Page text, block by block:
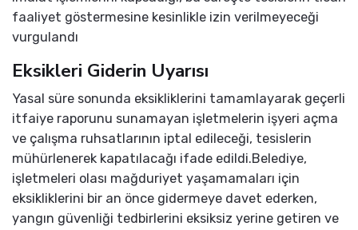
faaliyet göstermesine kesinlikle izin verilmeyeceği
vurgulandı
Eksikleri Giderin Uyarısı
Yasal süre sonunda eksikliklerini tamamlayarak geçerli
itfaiye raporunu sunamayan işletmelerin işyeri açma
ve çalışma ruhsatlarının iptal edileceği, tesislerin
mühürlenerek kapatılacağı ifade edildi.Belediye,
işletmeleri olası mağduriyet yaşamamaları için
eksikliklerini bir an önce gidermeye davet ederken,
yangın güvenliği tedbirlerini eksiksiz yerine getiren ve